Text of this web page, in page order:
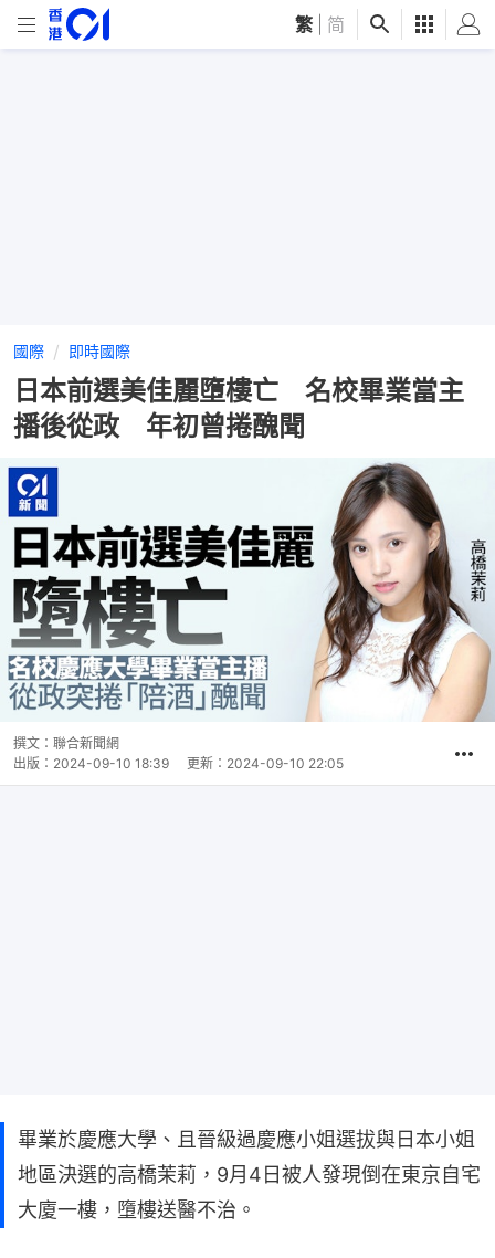
繁 简
國際 即時國際
日本前選美佳麗墮樓亡 名校畢業當主
播後從政 年初曾捲醜聞
撰文： 聯合新聞網
出版： 2024-09-10 18:39 更新： 2024-09-10 22:05
畢業於慶應大學、且晉級過慶應小姐選拔與日本小姐
地區決選的高橋茉莉，9月4日被人發現倒在東京自宅
大廈一樓，墮樓送醫不治。